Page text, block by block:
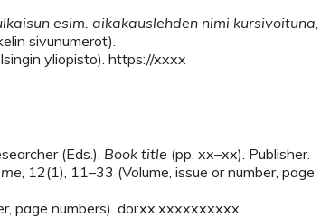
esim. aikakauslehden nimi kursivoituna,
sivunumerot).
yliopisto). https://xxxx
(Eds.), Book title (pp. xx–xx). Publisher.
, 12(1), 11–33 (Volume, issue or number, page
page numbers). doi:xx.xxxxxxxxxx